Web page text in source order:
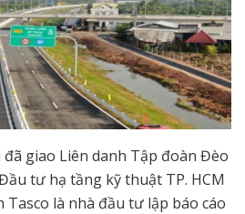
giao Liên danh Tập đoàn Đèo
tư hạ tầng kỹ thuật TP. HCM
Tasco là nhà đầu tư lập báo cáo